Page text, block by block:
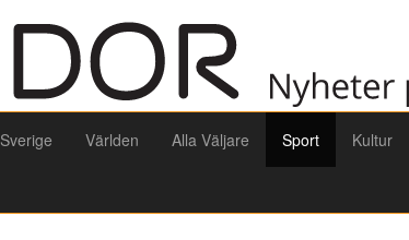
Sverige Världen Alla Väljare Sport Kultur